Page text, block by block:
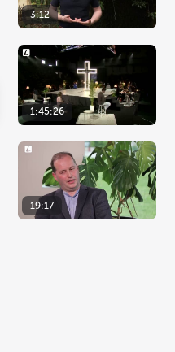
3:12
1:45:26
19:17